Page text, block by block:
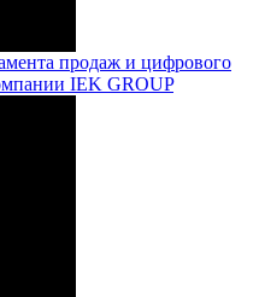
продаж и цифрового
IEK GROUP